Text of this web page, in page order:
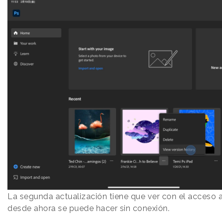
La segunda actualización tiene que ver con el acceso
desde ahora se puede hacer sin conexión.